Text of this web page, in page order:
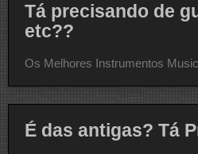
Tá precisando de
etc??
Os Melhores Instrumentos
É das antigas? Tá